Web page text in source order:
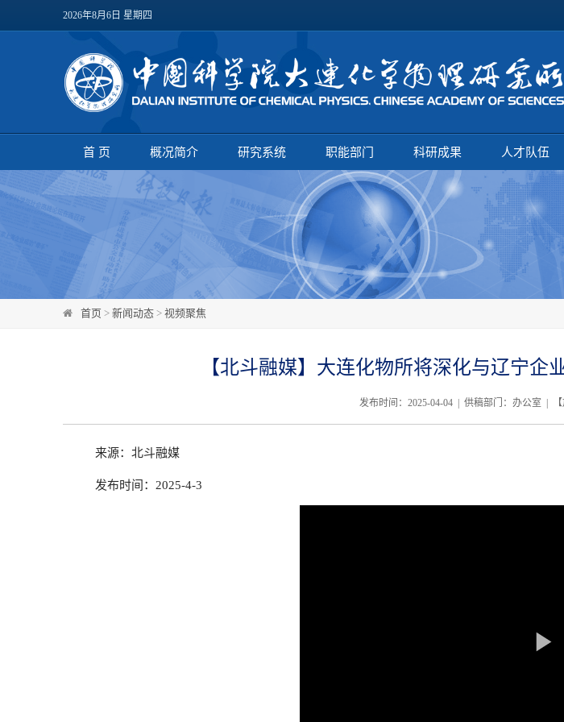
2026年8月6日 星期四
首 页 概况简介 研究系统 职能部门 科研成果 人才队伍
首页 > 新闻动态 > 视频聚焦
【北斗融媒】大连化物所将深化与辽宁
发布时间：2025-04-04 | 供稿部门：办公室 | 【
来源：北斗融媒
发布时间： 2025-4-3